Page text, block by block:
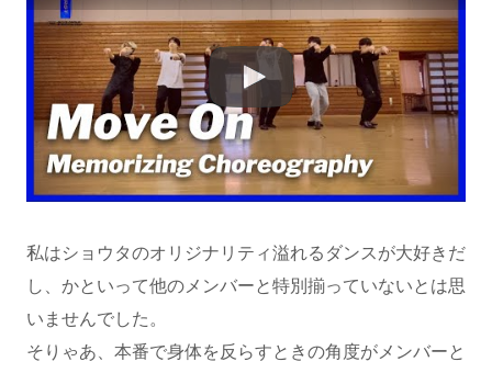
私はショウタのオリジナリティ溢れるダンスが大好きだ
し、かといって他のメンバーと特別揃っていないとは思
いませんでした。
そりゃあ、本番で身体を反らすときの角度がメンバーと